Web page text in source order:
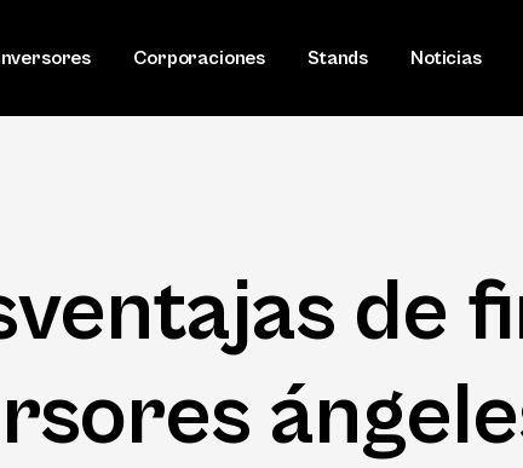
Corporaciones Stands Noticias
de